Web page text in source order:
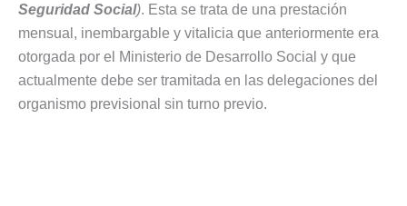
Seguridad Social). Esta se trata de una prestación
mensual, inembargable y vitalicia que anteriormente era
otorgada por el Ministerio de Desarrollo Social y que
actualmente debe ser tramitada en las delegaciones del
organismo previsional sin turno previo.